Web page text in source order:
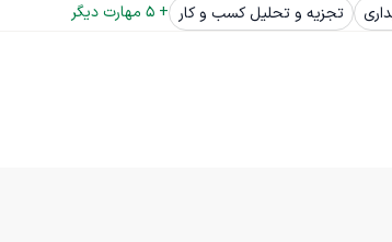
تجزیه و تحلیل کسب و کار +
5 مهارت دیگر